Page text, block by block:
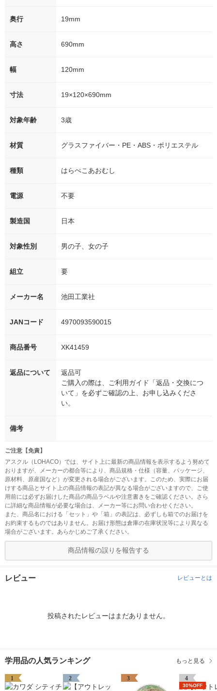
奥行 19mm
高さ 690mm
幅 120mm
寸法 19×120×690mm
対象年齢 3歳
材質 グラスファイバー・PE・ABS・ポリエステル
種類 はらぺこあおむし
電源 不要
製造国 日本
対象性別 男の子、女の子
組立 要
メーカー名 池田工業社
JANコード 4970093590015
商品番号 XK41459
返品について
返品可
ご購入の際は、ご利用ガイド「返品・交換につ
いて」を必ずご確認の上、お申し込みくださ
い。
備考
ご注意【免責】
アスクル（LOHACO）では、サイト上に最新の商品情報を表示するよう努めて
おりますが、メーカーの都合等により、商品規格・仕様（容量、パッケージ、
原材料、原産国など）が変更される場合がございます。このため、実際にお届
けする商品とサイト上の商品情報の表記が異なる場合がございますので、ご使
用前には必ずお届けした商品の商品ラベルや注意書きをご確認ください。さら
に詳細な商品情報が必要な場合は、メーカー等にお問い合わせください。
また、商品名における「セット」や「箱」の表記は、必ずしも箱でのお届けを
お約束するものではありません。お届け形態は倉庫の在庫状況等により異なる
場合がございます。あらかじめご了承ください。
商品情報の誤りを報告する
レビュー レビューとは
投稿されたレビューはまだありません。
学用品の人気ランキング もっと見る
1 2 3 4
30%OFF